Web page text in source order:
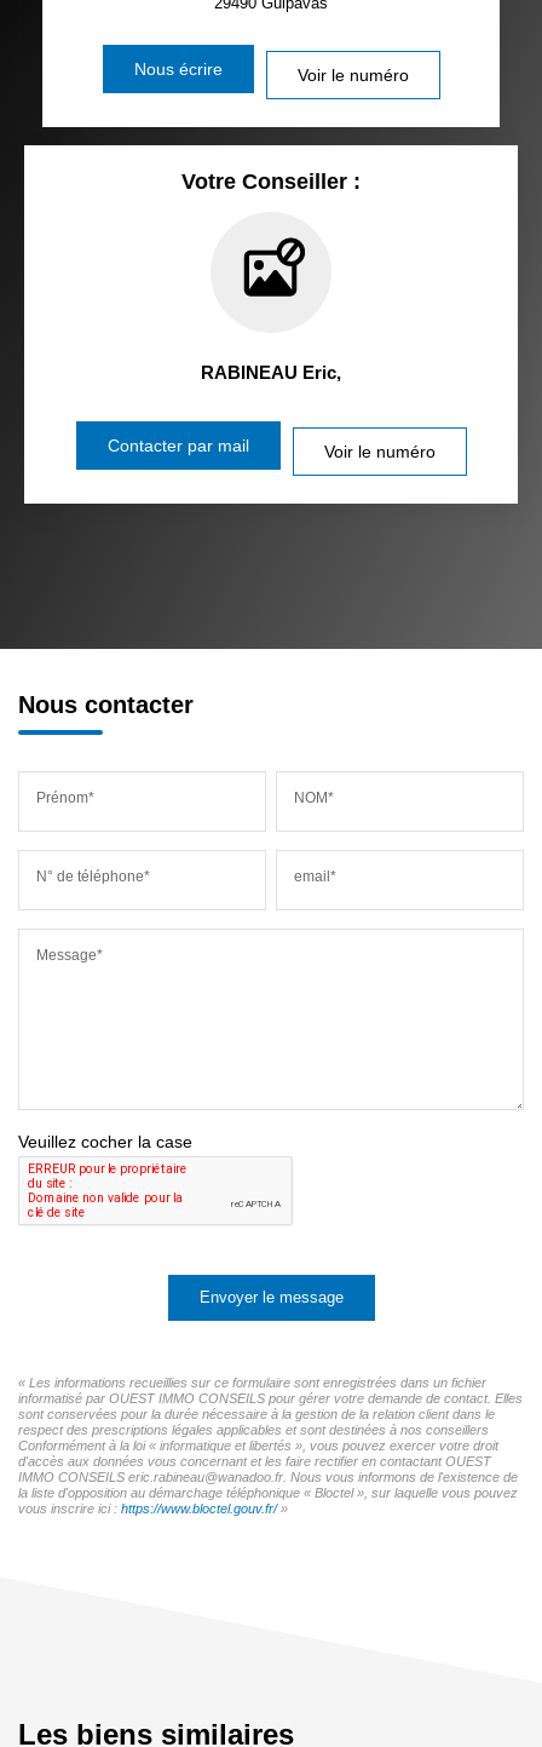
Nous écrire Voir le numéro
Votre Conseiller :
RABINEAU Eric,
Contacter par mail Voir le numéro
Nous contacter
Prénom* NOM*
N° de téléphone* email*
Message*
Veuillez cocher la case
Envoyer le message
« Les informations recueillies sur ce formulaire sont enregistrées dans un fichier
informatisé par OUEST IMMO CONSEILS pour gérer votre demande de contact. Elles
sont conservées pour la durée nécessaire à la gestion de la relation client dans le
respect des prescriptions légales applicables et sont destinées à nos conseillers
Conformément à la loi « informatique et libertés », vous pouvez exercer votre droit
d'accès aux données vous concernant et les faire rectifier en contactant OUEST
IMMO CONSEILS eric.rabineau@wanadoo.fr. Nous vous informons de l'existence de
la liste d'opposition au démarchage téléphonique « Bloctel », sur laquelle vous pouvez
vous inscrire ici : https://www.bloctel.gouv.fr/»
Les biens similaires